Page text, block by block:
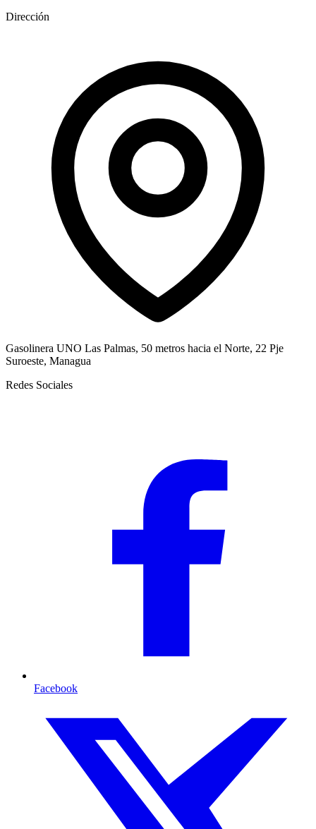
Dirección
Gasolinera UNO Las Palmas, 50 metros hacia el Norte, 22 Pje
Suroeste, Managua
Redes Sociales
Facebook